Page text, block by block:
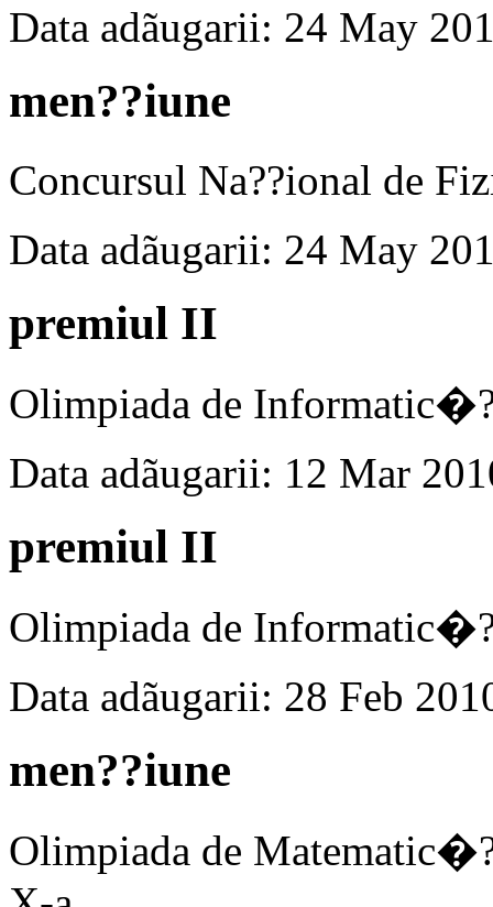
Data adãugarii: 24 May
men??iune
Concursul Na??ional de
Data adãugarii: 24 May
premiul II
Olimpiada de
Data adãugarii: 12 Mar
premiul II
Olimpiada de
Data adãugarii: 28 Feb
men??iune
Olimpiada de